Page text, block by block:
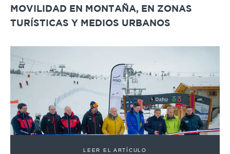
MOVILIDAD EN MONTAÑA, EN ZONAS
TURÍSTICAS Y MEDIOS URBANOS
LEER EL ARTÍCULO